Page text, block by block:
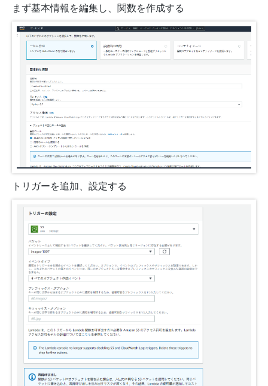
まず基本情報を編集し、関数を作成する
トリガーを追加、設定する